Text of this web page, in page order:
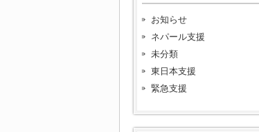
お知らせ
ネパール支援
未分類
東日本支援
緊急支援